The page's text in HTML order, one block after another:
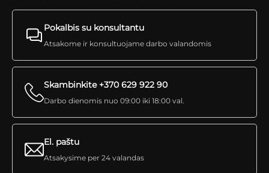
Pokalbis su konsultantu
Atsakome ir konsultuojame darbo valandomis
Skambinkite +370 629 922 90
Darbo dienomis nuo 09:00 iki 18:00 val.
El. paštu
Atsakysime per 24 valandas